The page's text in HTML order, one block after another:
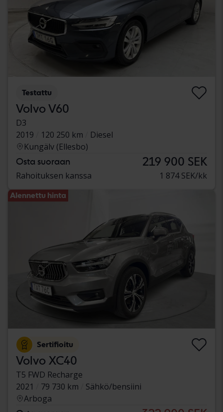
Testattu
Volvo V60
D3
2019
120 250 km
Diesel
Kungälv (Ellesbo)
Osta suoraan 219 900 SEK
Rahoituksen kanssa 1 874 SEK/kk
Alennettu hinta
Sertifioitu
Volvo XC40
T5 FWD Recharge
2021
79 730 km
Sähkö/bensiini
Arboga